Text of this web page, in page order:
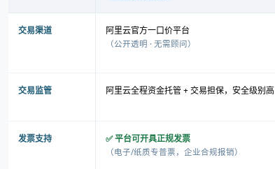
交易渠道 阿里云官方一口价平台
（公开透明 · 无需顾问）
交易监管 阿里云全程资金托管 + 交易担保，安全级别高
发票支持 ✅ 平台可开具正规发票
（电子/纸质专普票，企业合规报销）